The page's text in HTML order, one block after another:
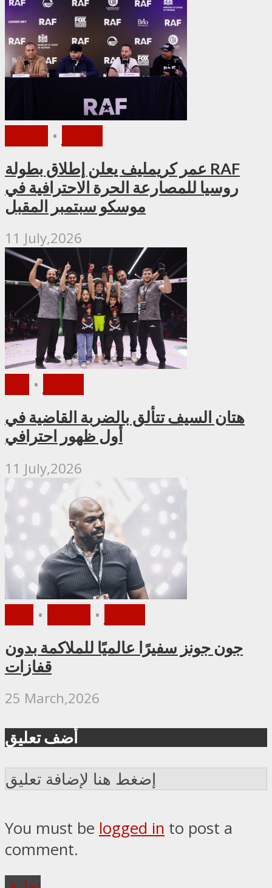
•
عمر كريمليف يعلن إطلاق بطولة RAF
روسيا للمصارعة الحرة الاحترافية في
موسكو سبتمبر المقبل
11 July,2026
•
هتان السيف تتألق بالضربة القاضية في
أول ظهور احترافي
11 July,2026
• •
جون جونز سفيرًا عالميًا للملاكمة بدون
قفازات
25 March,2026
أضف تعليق
إضغط هنا لإضافة تعليق
You must be logged in to post a
comment.